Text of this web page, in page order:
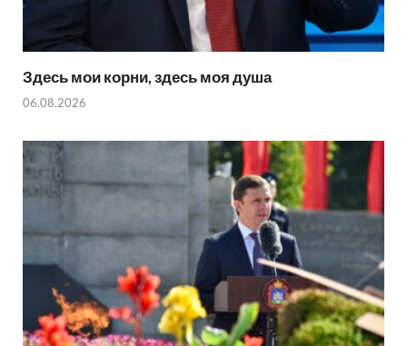
Здесь мои корни, здесь моя душа
06.08.2026